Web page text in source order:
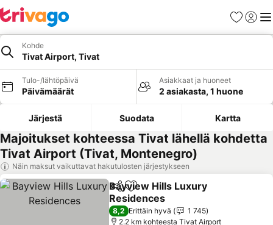
Suosikit
Kohde
Tivat Airport, Tivat
Tulo-/lähtöpäivä
Päivämäärät
Asiakkaat ja huoneet
2 asiakasta, 1 huone
Järjestä Suodata Kartta
Majoitukset kohteessa Tivat lähellä kohdetta
Tivat Airport (Tivat, Montenegro)
Näin maksut vaikuttavat hakutulosten järjestykseen
Jaa Lisää suosikkeihin
Bayview Hills Luxury
Residences
Katso hinnat
8,2 Erittäin hyvä
1 745
2.2 km kohteesta Tivat Airport